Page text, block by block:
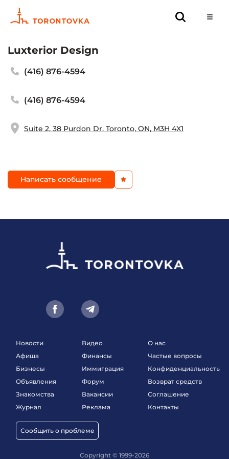
Luxterior Design
(416) 876-4594
(416) 876-4594
Suite 2, 38 Purdon Dr. Toronto, ON, M3H 4X1
Написать сообщение
Новости
Афиша
Бизнесы
Объявления
Знакомства
Журнал
Сообщить о проблеме
Видео
Финансы
Иммиграция
Форум
Вакансии
Реклама
О нас
Частые вопросы
Конфиденциальность
Возврат средств
Соглашение
Контакты
Copyright © 1999-2026